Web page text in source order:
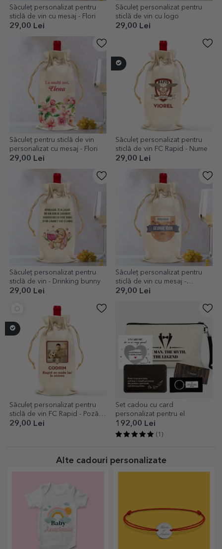
Săculeț personalizat pentru
sticlă de vin cu mesaj - Flori
29,00 Lei
Săculeț personalizat pentru
sticlă de vin cu logo
29,00 Lei
Săculeț pentru sticlă de vin
personalizat cu mesaj - Flori
29,00 Lei
Săculeț personalizat pentru
sticlă de vin FC Rapid - Nume
29,00 Lei
Săculeț personalizat pentru
sticlă de vin - Drinking bunny
29,00 Lei
Săculeț personalizat pentru
sticlă de vin cu mesaj -
Pensionat
29,00 Lei
Săculeț personalizat pentru
sticlă de vin FC Rapid - Poză și
mesaj
29,00 Lei
Set cadou cu card
personalizat pentru el
192,00 Lei
(1)
Alte cadouri personalizate